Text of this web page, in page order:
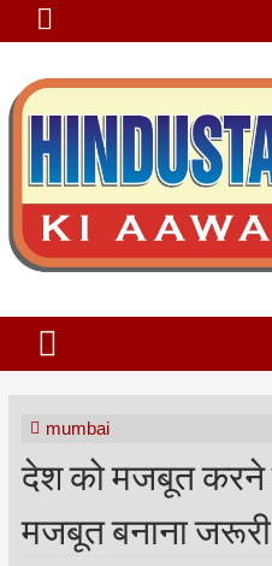
mumbai
देश को मजबूत करने
मजबूत बनाना